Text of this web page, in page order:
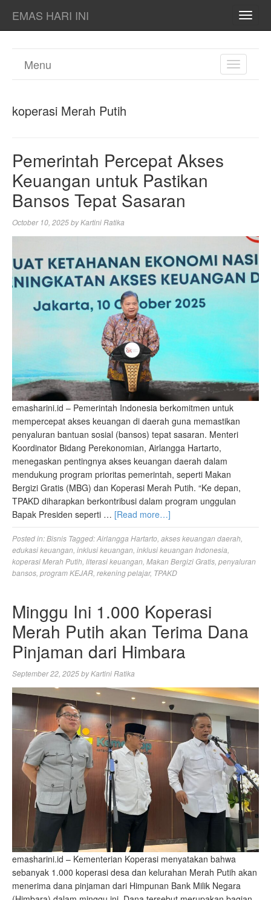
EMAS HARI INI
TOGGLE
Menu
koperasi Merah Putih
Pemerintah Percepat Akses
Keuangan untuk Pastikan
Bansos Tepat Sasaran
October 10, 2025byKartini Ratika
emasharini.id – Pemerintah Indonesia berkomitmen untuk
mempercepat akses keuangan di daerah guna memastikan
penyaluran bantuan sosial (bansos) tepat sasaran. Menteri
Koordinator Bidang Perekonomian, Airlangga Hartarto,
menegaskan pentingnya akses keuangan daerah dalam
mendukung program prioritas pemerintah, seperti Makan
Bergizi Gratis (MBG) dan Koperasi Merah Putih. “Ke depan,
TPAKD diharapkan berkontribusi dalam program unggulan
Bapak Presiden seperti … [Read more…]
Posted in:Bisnis Tagged:Airlangga Hartarto akses keuangan daerah
edukasi keuangan inklusi keuangan inklusi keuangan Indonesia
koperasi Merah Putih literasi keuangan Makan Bergizi Gratis penyaluran
bansos program KEJAR rekening pelajar, TPAKD
Minggu Ini 1.000 Koperasi
Merah Putih akan Terima Dana
Pinjaman dari Himbara
September 22, 2025byKartini Ratika
emasharini.id – Kementerian Koperasi menyatakan bahwa
sebanyak 1.000 koperasi desa dan kelurahan Merah Putih akan
menerima dana pinjaman dari Himpunan Bank Milik Negara